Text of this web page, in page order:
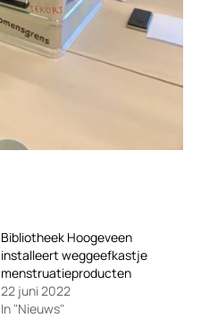
Bibliotheek Hoogeveen
installeert weggeefkastje
menstruatieproducten
22 juni 2022
In "Nieuws"